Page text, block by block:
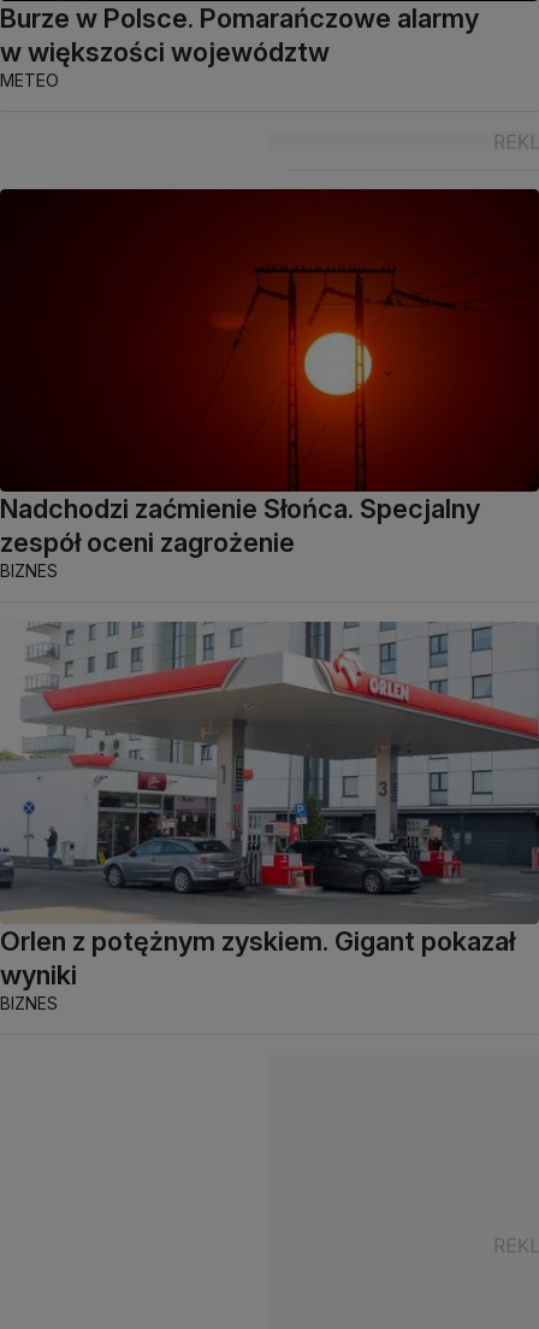
Burze w Polsce. Pomarańczowe alarmy
w większości województw
METEO
Nadchodzi zaćmienie Słońca. Specjalny
zespół oceni zagrożenie
BIZNES
Orlen z potężnym zyskiem. Gigant pokazał
wyniki
BIZNES